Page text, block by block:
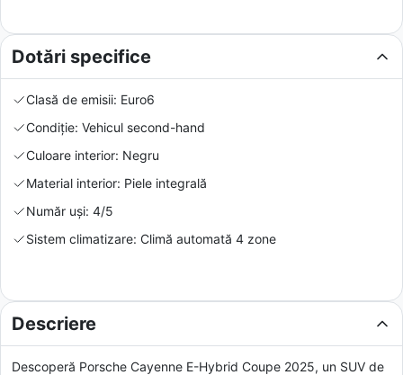
Dotări specifice
Clasă de emisii: Euro6
Condiție: Vehicul second-hand
Culoare interior: Negru
Material interior: Piele integrală
Număr uși: 4/5
Sistem climatizare: Climă automată 4 zone
Descriere
Descoperă Porsche Cayenne E-Hybrid Coupe 2025, un SUV de